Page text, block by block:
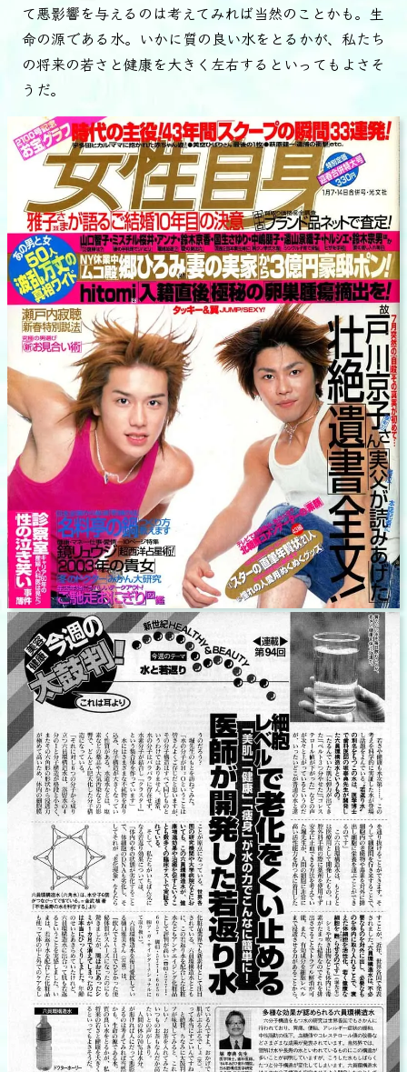
て悪影響を与えるのは考えてみれば当然のことかも。生
命の源である水。いかに質の良い水をとるかが、私たち
の将来の若さと健康を大きく左右するといってもよさそ
うだ。